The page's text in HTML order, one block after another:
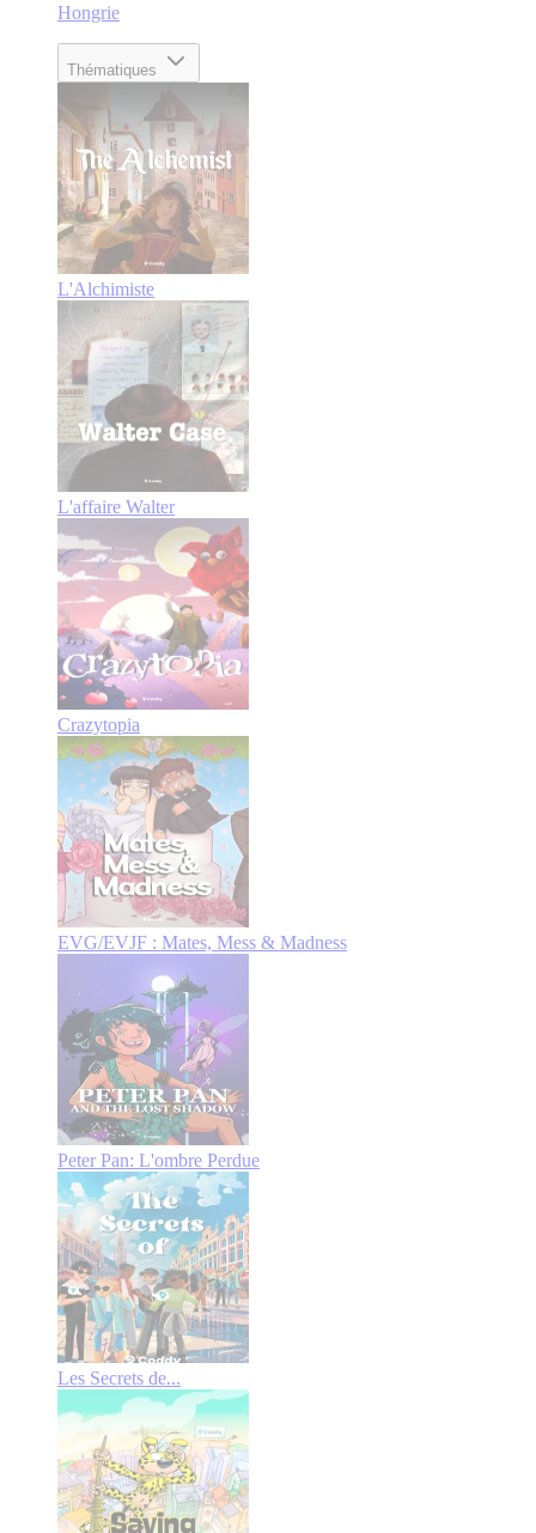
Hongrie
Thématiques
L'Alchimiste
L'affaire Walter
Crazytopia
EVG/EVJF : Mates, Mess & Madness
Peter Pan: L'ombre Perdue
Les Secrets de...